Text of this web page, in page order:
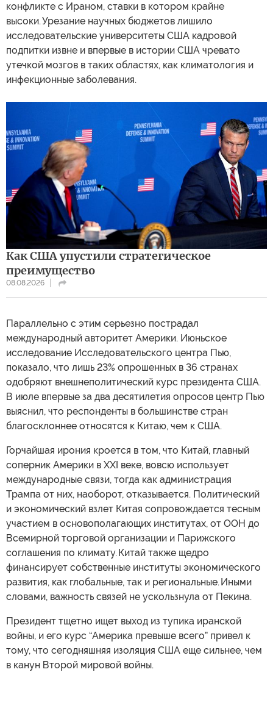
конфликте с Ираном, ставки в котором крайне
высоки. Урезание научных бюджетов лишило
исследовательские университеты США кадровой
подпитки извне и впервые в истории США чревато
утечкой мозгов в таких областях, как климатология и
инфекционные заболевания.
Как США упустили стратегическое
преимущество
08.08.2026
Параллельно с этим серьезно пострадал
международный авторитет Америки. Июньское
исследование Исследовательского центра Пью,
показало, что лишь 23% опрошенных в 36 странах
одобряют внешнеполитический курс президента США.
В июле впервые за два десятилетия опросов центр Пью
выяснил, что респонденты в большинстве стран
благосклоннее относятся к Китаю, чем к США.
Горчайшая ирония кроется в том, что Китай, главный
соперник Америки в XXI веке, вовсю использует
международные связи, тогда как администрация
Трампа от них, наоборот, отказывается. Политический
и экономический взлет Китая сопровождается тесным
участием в основополагающих институтах, от ООН до
Всемирной торговой организации и Парижского
соглашения по климату. Китай также щедро
финансирует собственные институты экономического
развития, как глобальные, так и региональные. Иными
словами, важность связей не ускользнула от Пекина.
Президент тщетно ищет выход из тупика иранской
войны, и его курс “Америка превыше всего” привел к
тому, что сегодняшняя изоляция США еще сильнее, чем
в канун Второй мировой войны.